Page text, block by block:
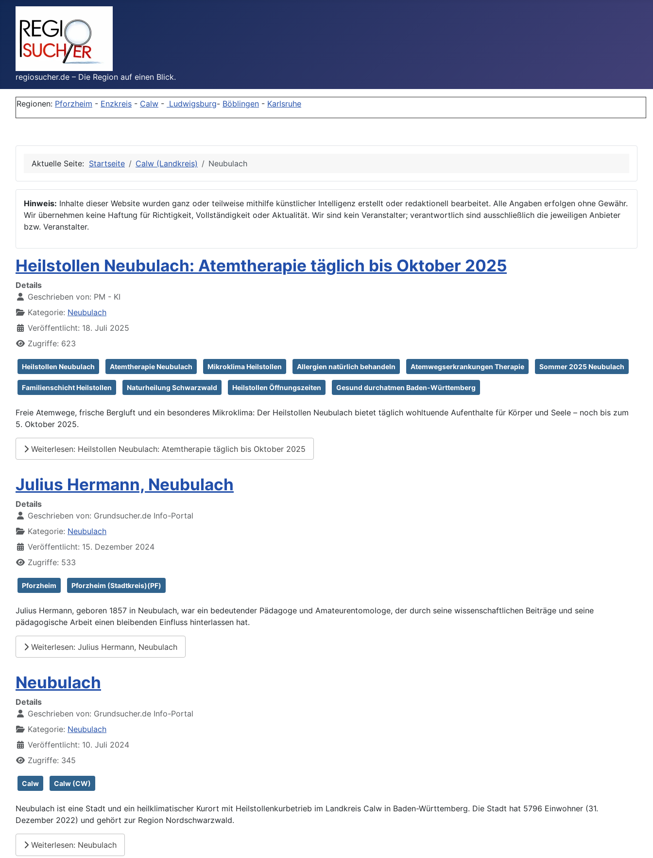
regiosucher.de – Die Region auf einen Blick.
Regionen: Pforzheim - Enzkreis - Calw - Ludwigsburg- Böblingen - Karlsruhe
Aktuelle Seite: Startseite Calw (Landkreis) Neubulach
Hinweis: Inhalte dieser Website wurden ganz oder teilweise mithilfe künstlicher Intelligenz erstellt oder redaktionell bearbeitet. Alle Angaben erfolgen ohne Gewähr.
Wir übernehmen keine Haftung für Richtigkeit, Vollständigkeit oder Aktualität. Wir sind kein Veranstalter; verantwortlich sind ausschließlich die jeweiligen Anbieter
bzw. Veranstalter.
Heilstollen Neubulach: Atemtherapie täglich bis Oktober 2025
Details
Geschrieben von: PM - KI
Kategorie: Neubulach
Veröffentlicht: 18. Juli 2025
Zugriffe: 623
Heilstollen Neubulach Atemtherapie Neubulach Mikroklima Heilstollen Allergien natürlich behandeln Atemwegserkrankungen Therapie Sommer 2025 Neubulach
Familienschicht Heilstollen Naturheilung Schwarzwald Heilstollen Öffnungszeiten Gesund durchatmen Baden-Württemberg
Freie Atemwege, frische Bergluft und ein besonderes Mikroklima: Der Heilstollen Neubulach bietet täglich wohltuende Aufenthalte für Körper und Seele – noch bis zum
5. Oktober 2025.
Weiterlesen: Heilstollen Neubulach: Atemtherapie täglich bis Oktober 2025
Julius Hermann, Neubulach
Details
Geschrieben von: Grundsucher.de Info-Portal
Kategorie: Neubulach
Veröffentlicht: 15. Dezember 2024
Zugriffe: 533
Pforzheim Pforzheim (Stadtkreis)(PF)
Julius Hermann, geboren 1857 in Neubulach, war ein bedeutender Pädagoge und Amateurentomologe, der durch seine wissenschaftlichen Beiträge und seine
pädagogische Arbeit einen bleibenden Einfluss hinterlassen hat.
Weiterlesen: Julius Hermann, Neubulach
Neubulach
Details
Geschrieben von: Grundsucher.de Info-Portal
Kategorie: Neubulach
Veröffentlicht: 10. Juli 2024
Zugriffe: 345
Calw Calw (CW)
Neubulach ist eine Stadt und ein heilklimatischer Kurort mit Heilstollenkurbetrieb im Landkreis Calw in Baden-Württemberg. Die Stadt hat 5796 Einwohner (31.
Dezember 2022) und gehört zur Region Nordschwarzwald.
Weiterlesen: Neubulach